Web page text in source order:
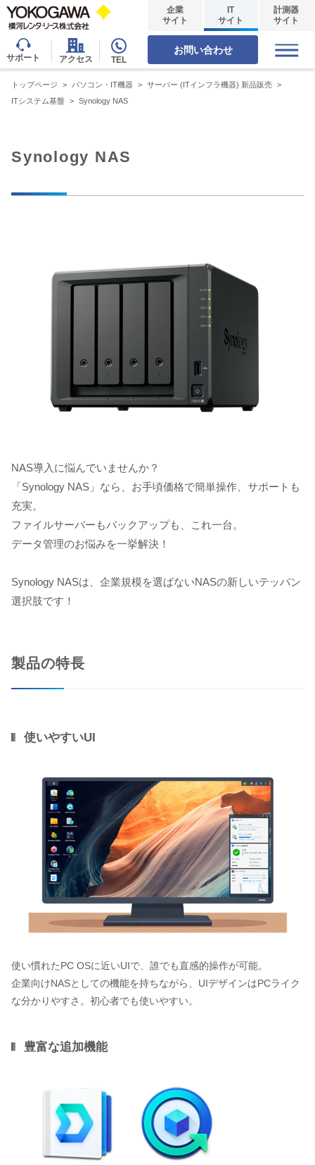
サポート アクセス TEL
企業
サイト
IT
サイト
計測器
サイト
お問い合わせ
トップページ > パソコン・IT機器 > サーバー (ITインフラ機器) 新品販売 >
ITシステム基盤 > Synology NAS
Synology NAS
NAS導入に悩んでいませんか？
「Synology NAS」なら、お手頃価格で簡単操作、サポートも
充実。
ファイルサーバーもバックアップも、これ一台。
データ管理のお悩みを一挙解決！
Synology NASは、企業規模を選ばないNASの新しいテッパン
選択肢です！
製品の特長
使いやすいUI
使い慣れたPC OSに近いUIで、誰でも直感的操作が可能。
企業向けNASとしての機能を持ちながら、UIデザインはPCライク
な分かりやすさ。初心者でも使いやすい。
豊富な追加機能